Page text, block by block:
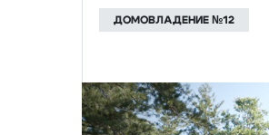
ДОМОВЛАДЕНИЕ №12